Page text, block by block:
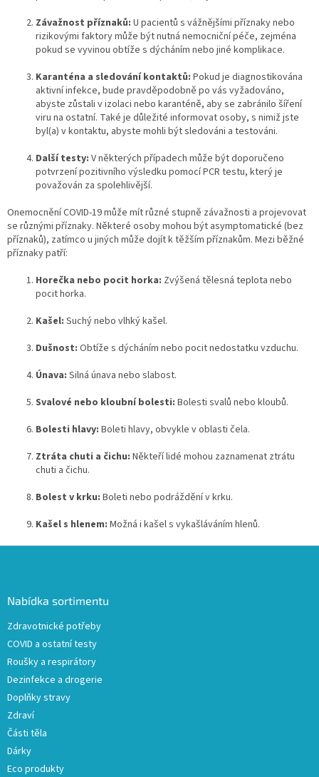
i
s
u
Závažnost příznaků: U pacientů s vážnějšími příznaky nebo
rizikovými faktory může být nutná nemocniční péče, zejména
pokud se vyvinou obtíže s dýcháním nebo jiné komplikace.
Karanténa a sledování kontaktů: Pokud je diagnostikována
aktivní infekce, bude pravděpodobně po vás vyžadováno,
abyste zůstali v izolaci nebo karanténě, aby se zabránilo šíření
viru na ostatní. Také je důležité informovat osoby, s nimiž jste
byl(a) v kontaktu, abyste mohli být sledováni a testováni.
Další testy: V některých případech může být doporučeno
potvrzení pozitivního výsledku pomocí PCR testu, který je
považován za spolehlivější.
Onemocnění COVID-19 může mít různé stupně závažnosti a projevovat
se různými příznaky. Některé osoby mohou být asymptomatické (bez
příznaků), zatímco u jiných může dojít k těžším příznakům. Mezi běžné
příznaky patří:
Horečka nebo pocit horka: Zvýšená tělesná teplota nebo
pocit horka.
Kašel: Suchý nebo vlhký kašel.
Dušnost: Obtíže s dýcháním nebo pocit nedostatku vzduchu.
Únava: Silná únava nebo slabost.
Svalové nebo kloubní bolesti: Bolesti svalů nebo kloubů.
Bolesti hlavy: Boleti hlavy, obvykle v oblasti čela.
Ztráta chuti a čichu: Někteří lidé mohou zaznamenat ztrátu
chuti a čichu.
Bolest v krku: Boleti nebo podráždění v krku.
Kašel s hlenem: Možná i kašel s vykašláváním hlenů.
Nabídka sortimentu
Zdravotnické potřeby
COVID a ostatní testy
Roušky a respirátory
Dezinfekce a drogerie
Doplňky stravy
Zdraví
Části těla
Dárky
Eco produkty